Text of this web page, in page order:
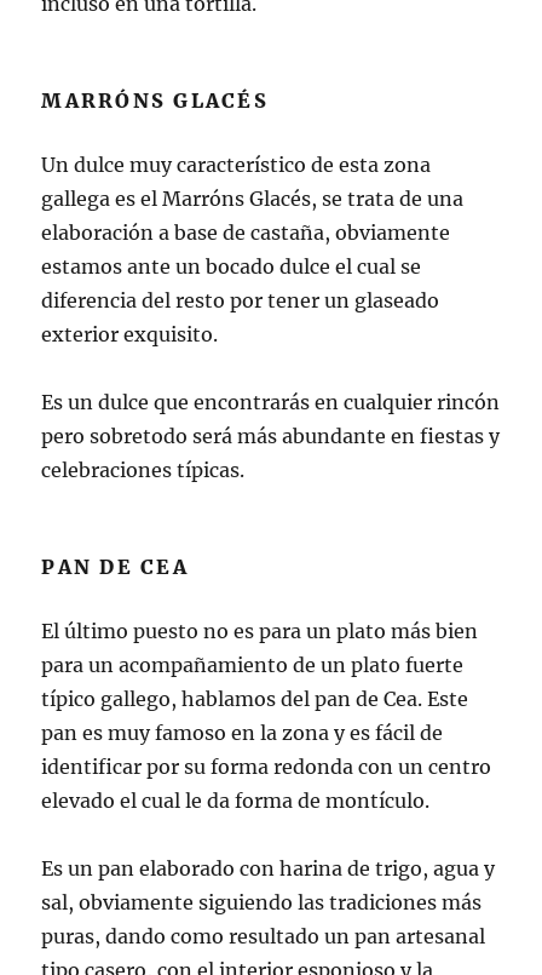
MARRÓNS GLACÉS
Un dulce muy característico de esta zona
gallega es el Marróns Glacés, se trata de una
elaboración a base de castaña, obviamente
estamos ante un bocado dulce el cual se
diferencia del resto por tener un glaseado
exterior exquisito.
Es un dulce que encontrarás en cualquier rincón
pero sobretodo será más abundante en fiestas y
celebraciones típicas.
PAN DE CEA
El último puesto no es para un plato más bien
para un acompañamiento de un plato fuerte
típico gallego, hablamos del pan de Cea. Este
pan es muy famoso en la zona y es fácil de
identificar por su forma redonda con un centro
elevado el cual le da forma de montículo.
Es un pan elaborado con harina de trigo, agua y
sal, obviamente siguiendo las tradiciones más
puras, dando como resultado un pan artesanal